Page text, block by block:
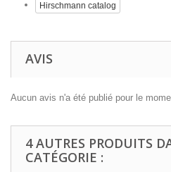
Hirschmann catalog
AVIS
Aucun avis n'a été publié pour le
4 AUTRES PRODUITS
CATÉGORIE :